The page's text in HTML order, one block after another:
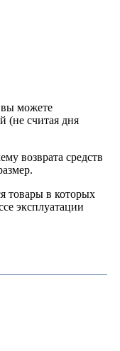
вы можете
(не считая дня
возврата средств
товары в которых
эксплуатации